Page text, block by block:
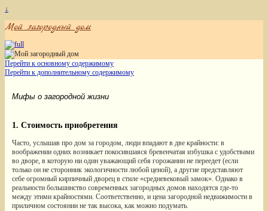
↓
Мой загородный дом
Перейти к основному содержимому
Перейти к дополнительному содержимому
Мифы о загородной жизни
1. Стоимость приобретения
Часто, услышав про дом за городом, люди впадают в две крайности: в
воображении одних возникает покосившаяся бревенчатая избушка с удобствами
во дворе, в которую ни один уважающий себя горожанин не переедет (если
только он не сторонник экологичности любой ценой), а другие представляют
себе огромный кирпичный дворец в стиле «средневековый замок». Однако в
реальности большинство современных загородных домов находятся где-то
между этими крайностями. Соответственно, и цена загородной недвижимости в
приличном состоянии не так высока, как можно подумать.